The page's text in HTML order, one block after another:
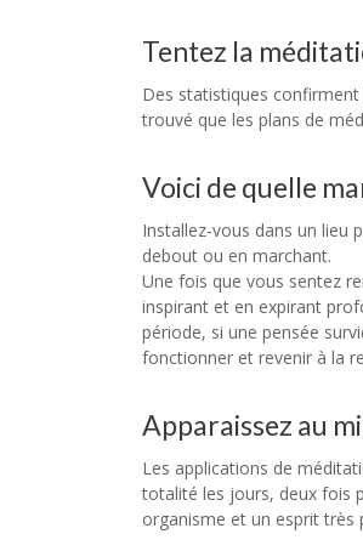
Tentez la
Des statistiques
trouvé que les plans de
Voici de quelle
Installez-vous dans un lieu
debout ou en marchant.
Une fois que vous sentez
inspirant et en expirant
période, si une pensée
fonctionner et revenir à la
Apparaissez au
Les applications de
totalité les jours, deux fois
organisme et un esprit très